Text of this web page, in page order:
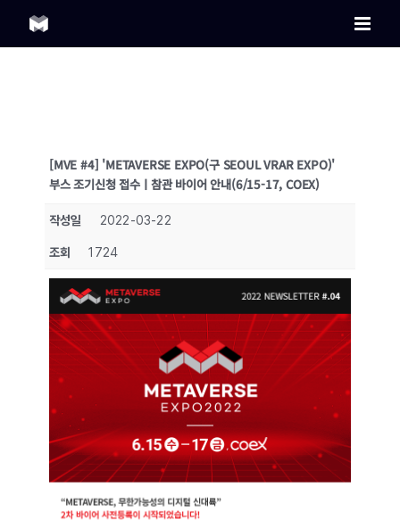
content
[MVE #4] 'METAVERSE EXPO(구 SEOUL VRAR EXPO)'
부스 조기신청 접수ㅣ참관 바이어 안내(6/15-17, COEX)
작성일 2022-03-22
조회 1724